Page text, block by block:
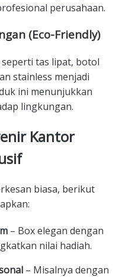
perusahaan.
(Eco-Friendly)
tas lipat, botol
stainless menjadi
ini menunjukkan
lingkungan.
Kantor
biasa, berikut
– Box elegan dengan
nilai hadiah.
– Misalnya dengan